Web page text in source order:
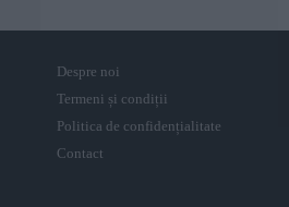
Despre noi
Termeni și condiții
Politica de confidențialitate
Contact